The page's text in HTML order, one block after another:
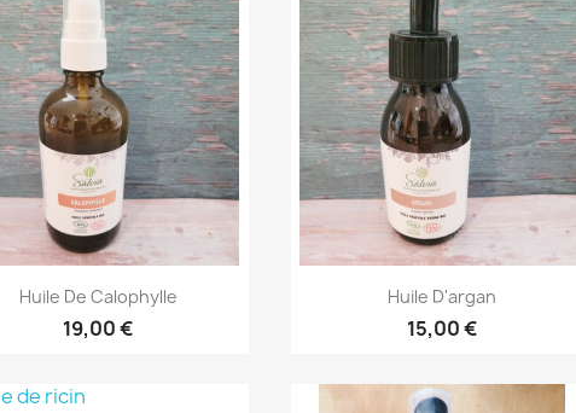
Aperçu rapide
Huile De Calophylle
19,00 €
Aperçu rapide
Huile D'argan
15,00 €